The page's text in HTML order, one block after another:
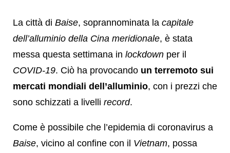
La città di Baise, soprannominata la capitale
dell’alluminio della Cina meridionale, è stata
messa questa settimana in lockdown per il
COVID-19. Ciò ha provocando un terremoto sui
mercati mondiali dell’alluminio, con i prezzi che
sono schizzati a livelli record.
Come è possibile che l’epidemia di coronavirus a
Baise, vicino al confine con il Vietnam, possa